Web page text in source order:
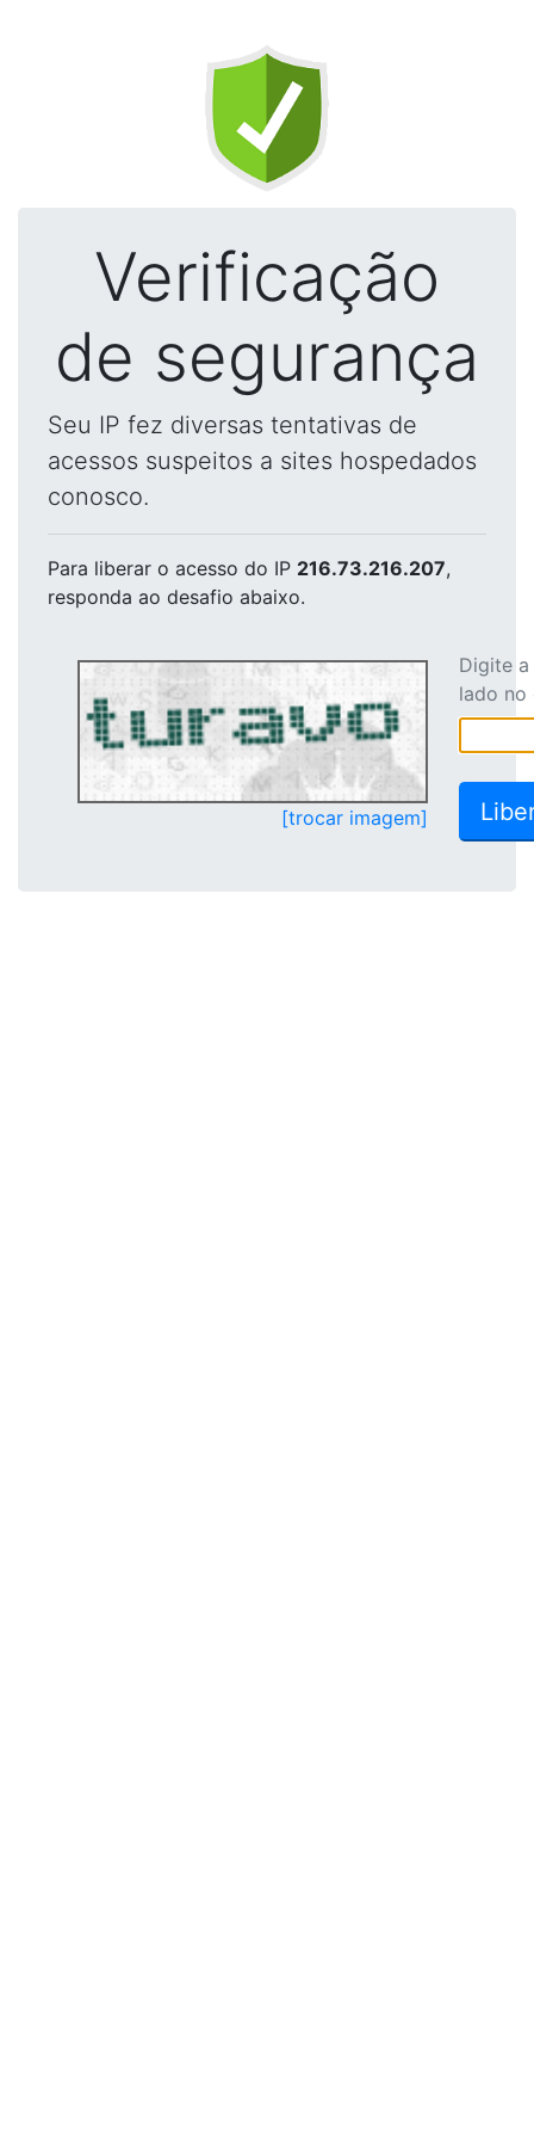
Verificação
de segurança
Seu IP fez diversas tentativas de
acessos suspeitos a sites hospedados
conosco.
Para liberar o acesso do IP 216.73.216.207,
responda ao desafio abaixo.
[trocar imagem]
Digite
lado no